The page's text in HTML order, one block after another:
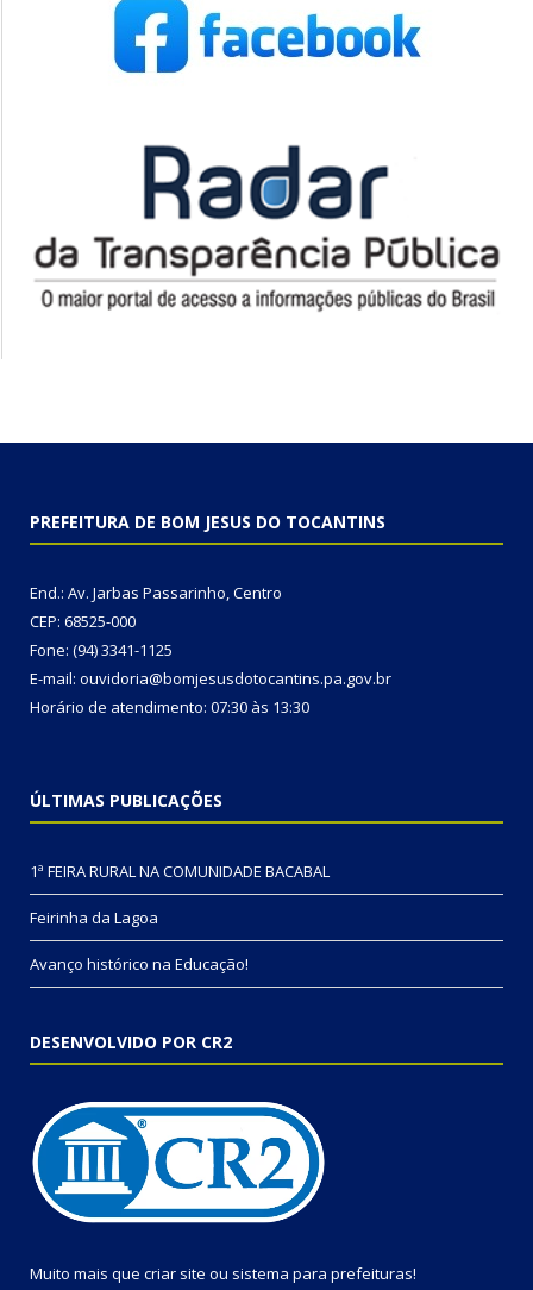
PREFEITURA DE BOM JESUS DO TOCANTINS
End.: Av. Jarbas Passarinho, Centro
CEP: 68525-000
Fone: (94) 3341-1125
E-mail: ouvidoria@bomjesusdotocantins.pa.gov.br
Horário de atendimento: 07:30 às 13:30
ÚLTIMAS PUBLICAÇÕES
1ª FEIRA RURAL NA COMUNIDADE BACABAL
Feirinha da Lagoa
Avanço histórico na Educação!
DESENVOLVIDO POR CR2
Muito mais que criar site ou sistema para prefeituras!